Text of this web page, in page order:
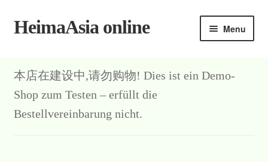
Skip
Skip
HeimaAsia online Menu
本店在建设中,请勿购物! Dies ist ein Demo-
Shop zum Testen – erfüllt die
Bestellvereinbarung nicht.